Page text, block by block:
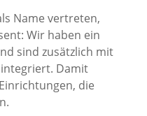
Name vertreten,
Wir haben ein
sind zusätzlich mit
Damit
die